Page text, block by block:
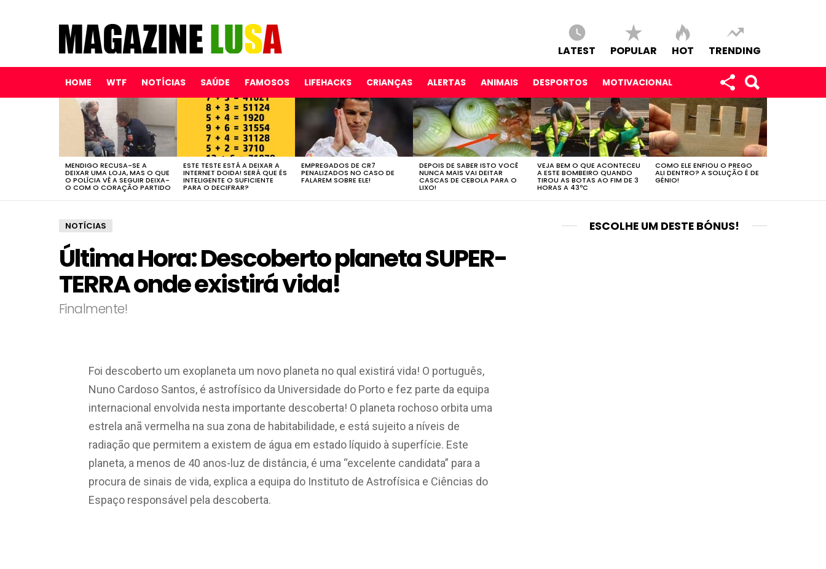
LATEST POPULAR HOT TRENDING
HOME WTF NOTÍCIAS SAÚDE FAMOSOS LIFEHACKS CRIANÇAS ALERTAS ANIMAIS DESPORTOS MOTIVACIONAL
LATEST
STORIES
MENDIGO RECUSA-SE A
DEIXAR UMA LOJA, MAS O QUE
O POLÍCIA VÊ A SEGUIR DEIXA-
O COM O CORAÇÃO PARTIDO
ESTE TESTE ESTÁ A DEIXAR A
INTERNET DOIDA! SERÁ QUE ÉS
INTELIGENTE O SUFICIENTE
PARA O DECIFRAR?
EMPREGADOS DE CR7
PENALIZADOS NO CASO DE
FALAREM SOBRE ELE!
DEPOIS DE SABER ISTO VOCÊ
NUNCA MAIS VAI DEITAR
CASCAS DE CEBOLA PARA O
LIXO!
VEJA BEM O QUE ACONTECEU
A ESTE BOMBEIRO QUANDO
TIROU AS BOTAS AO FIM DE 3
HORAS A 43ºC
COMO ELE ENFIOU O PREGO
ALI DENTRO? A SOLUÇÃO É DE
GÉNIO!
NOTÍCIAS
Última Hora: Descoberto planeta SUPER-
TERRA onde existirá vida!
Finalmente!
Foi descoberto um exoplaneta um novo planeta no qual existirá vida! O português,
Nuno Cardoso Santos, é astrofísico da Universidade do Porto e fez parte da equipa
internacional envolvida nesta importante descoberta! O planeta rochoso orbita uma
estrela anã vermelha na sua zona de habitabilidade, e está sujeito a níveis de
radiação que permitem a existem de água em estado líquido à superfície. Este
planeta, a menos de 40 anos-luz de distância, é uma “excelente candidata” para a
procura de sinais de vida, explica a equipa do Instituto de Astrofísica e Ciências do
Espaço responsável pela descoberta.
ESCOLHE UM DESTE BÓNUS!